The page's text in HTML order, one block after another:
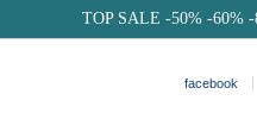
TOP SALE -50% -60% -
facebook